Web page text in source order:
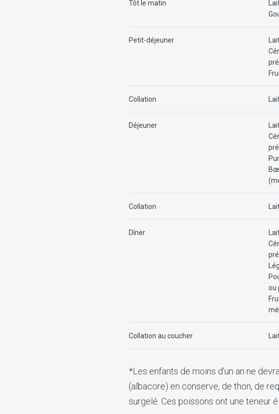
Tôt le matin
Petit-déjeuner
Collation
Déjeuner
Collation
Dîner
ou
Collation au coucher
*Les enfants de moins d’un an ne
(albacore) en conserve, de thon, de
surgelé. Ces poissons ont une teneur